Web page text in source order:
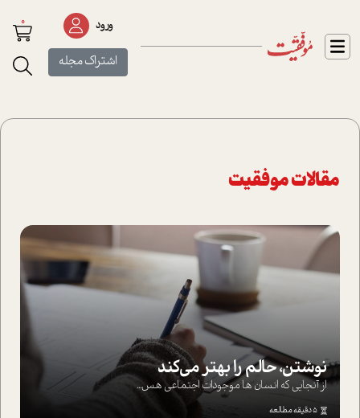
ورود
اشتراک مجله
0
مقالات موفقیت
نوشتن، حالم را بهتر می‌کند
از آنجایی که انسان ها موجودات اجتماعی هس...
5 دقیقه مطالعه